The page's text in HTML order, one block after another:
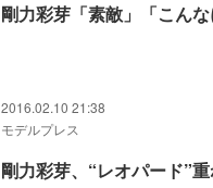
剛力彩芽「素敵」「こん
2016.02.10 21:38
モデルプレス
剛力彩芽、“レオパード”